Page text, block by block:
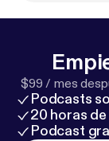
$99 / mes
Podcasts
20 horas
Podcast